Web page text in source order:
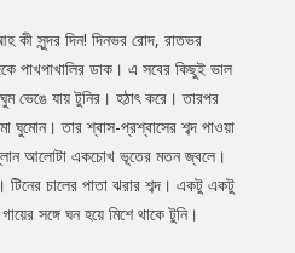
কী সুন্দর দিন! দিনভর রোদ, রাতভর
পাখপাখালির ডাক। এ সবের কিছুই ভাল
ভেঙে যায় টুনির। হঠাৎ করে। তারপর
তার শ্বাস-প্রশ্বাসের শব্দ পাওয়া
ম্লান আলোটা একচোখ ভূতের মতন জ্বলে।
টিনের চালের পাতা ঝরার শব্দ। একটু একটু
সঙ্গে ঘন হয়ে মিশে থাকে টুনি।